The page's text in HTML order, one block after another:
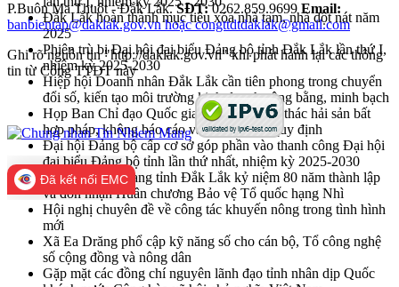
Đắk Lắk hoàn thành mục tiêu xóa nhà tạm, nhà dột nát năm
2025
Phiên trù bị Đại hội đại biểu Đảng bộ tỉnh Đắk Lắk lần thứ I,
nhiệm kỳ 2025-2030
Hiệp hội Doanh nhân Đắk Lắk cần tiên phong trong chuyển
đổi số, kiến tạo môi trường kinh doanh công bằng, minh bạch
Họp Ban Chỉ đạo Quốc gia về chống khai thác hải sản bất
hợp pháp, không báo cáo và không theo quy định
Đại hội Đảng bộ cấp cơ sở góp phần vào thanh công Đại hội
đại biểu Đảng bộ tỉnh lần thứ nhất, nhiệm kỳ 2025-2030
Lực lượng vũ trang tỉnh Đắk Lắk kỷ niệm 80 năm thành lập
và đón nhận Huân chương Bảo vệ Tổ quốc hạng Nhì
Hội nghị chuyên đề về công tác khuyến nông trong tình hình
mới
Xã Ea Drăng phổ cập kỹ năng số cho cán bộ, Tổ công nghệ
số cộng đồng và nông dân
Gặp mặt các đồng chí nguyên lãnh đạo tỉnh nhân dịp Quốc
P.Buôn Ma Thuột - Đắk Lắk.SĐT:0262.859.9699 Email:
banbientap@daklak.gov.vn hoặc congttdtdaklak@gmail.com
Ghi rõ nguồn tin "http://daklak.gov.vn" khi phát hành lại các thông
tin từ Cổng TTĐT này
Đã kết nối EMC